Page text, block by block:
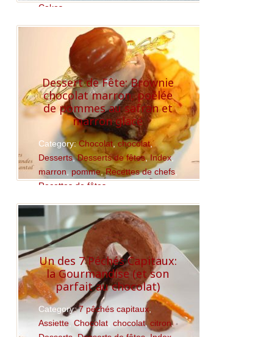
Cakes
Read More
Dessert de Fête: Brownie
chocolat marron, poêlée
de pommes au safran et
marron glacé
Category:Chocolat, chocolat,
Desserts,Desserts de fêtes,Index,
marron
pomme,Recettes de chefs,
Recettes de fêtes
Read More
Un des 7 Péchés Capitaux:
la Gourmandise (et son
parfait au chocolat)
Category:7 pêchés capitaux,
Assiette, Chocolat, chocolat, citron,